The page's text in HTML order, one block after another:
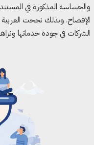
والحساسة المذكورة في
الإفصاح. وبذلك نجحت العربية
الشركات في جودة خدماتها